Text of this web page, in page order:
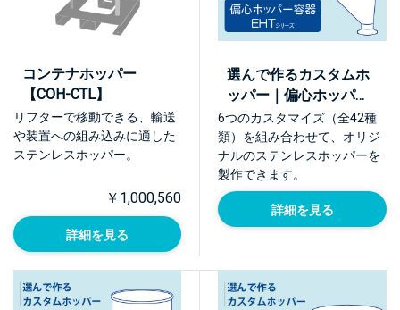
コンテナホッパー
【COH-CTL】
リフターで移動できる、輸送
や装置への組み込みに適した
ステンレスホッパー。
￥1,000,560
詳細を見る
選んで作るカスタムホ
ッパー｜偏心ホッパー
容器 EHTシリーズ
6つのカスタマイズ（全42種
類）を組み合わせて、オリジ
ナルのステンレスホッパーを
製作できます。
詳細を見る